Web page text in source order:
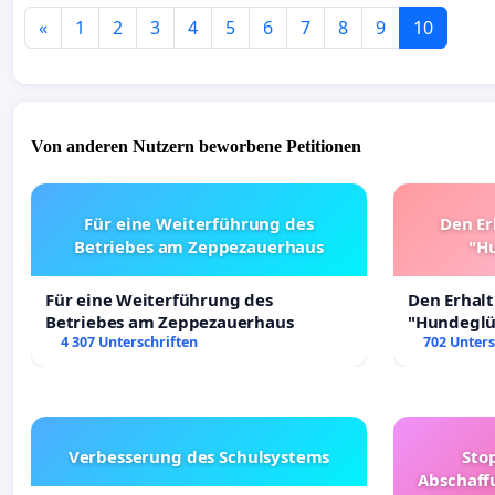
« 1 2 3 4 5 6 7 8 9 10
Von anderen Nutzern beworbene Petitionen
Für eine Weiterführung des
Betriebes am Zeppezauerhaus
Für eine Weiterführung des
Betriebes am Zeppezauerhaus
4 307 Unterschriften
Den
Den
702
Verbesserung des Schulsystems